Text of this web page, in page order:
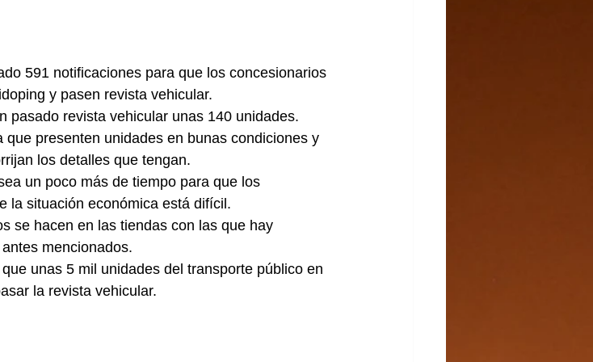
591 notificaciones para que los concesionarios
y pasen revista vehicular.
pasado revista vehicular unas 140 unidades.
presenten unidades en bunas condiciones y
los detalles que tengan.
un poco más de tiempo para que los
la situación económica está difícil.
se hacen en las tiendas con las que hay
mencionados.
unas 5 mil unidades del transporte público en
la revista vehicular.